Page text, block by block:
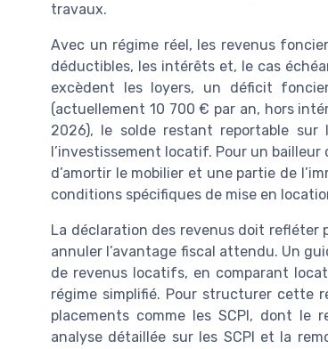
travaux.
Avec un régime réel, les revenus
déductibles, les intérêts et, le cas
excèdent les loyers, un déficit
(actuellement 10 700 € par an, hors
2026), le solde restant reportable
l’investissement locatif. Pour un
d’amortir le mobilier et une partie de
conditions spécifiques de mise en
La déclaration des revenus doit refléter
annuler l’avantage fiscal attendu. Un
de revenus locatifs, en comparant
régime simplifié. Pour structurer cette
placements comme les SCPI, dont le
analyse détaillée sur les SCPI et la